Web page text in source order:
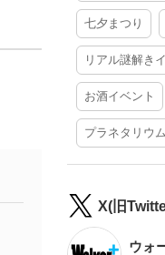
七夕まつり
リアル謎解き
お酒イベント
プラネタリウ
X(旧
ウォ